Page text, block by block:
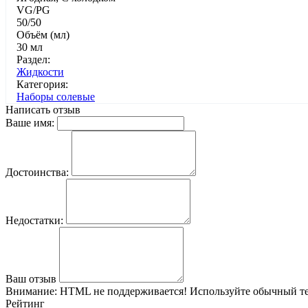
VG/PG
50/50
Объём (мл)
30 мл
Раздел:
Жидкости
Категория:
Наборы солевые
Написать отзыв
Ваше имя:
Достоинства:
Недостатки:
Ваш отзыв
Внимание: HTML не поддерживается! Используйте обычный
Рейтинг